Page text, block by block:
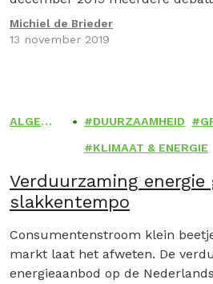
We…
Michiel de Brieder
13 november 2019
ALGEM
DUURZAAMHEID
KLIMAAT & ENERGIE
Verduurzaming energie
slakkentempo
Consumentenstroom klein
markt laat het afweten. De
energieaanbod op de